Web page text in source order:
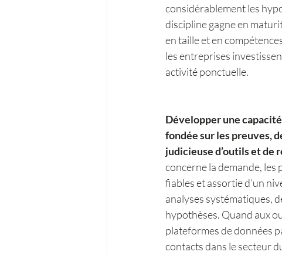
considérablement les
discipline gagne en
en taille et en
les entreprises
activité ponctuelle.
Développer une
fondée sur les preuves,
judicieuse d’outils et de
concerne la demande, les
fiables et assortie d’un
analyses systématiques,
hypothèses. Quand aux
plateformes de données
contacts dans le secteur